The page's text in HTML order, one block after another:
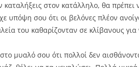
στον κατάλληλο, θα πρέπει
υπόψη σου ότι οι βελόνες πλέον
του καθαρίζονταν σε κλίβανους
μυαλό σου ότι πολλοί δεν